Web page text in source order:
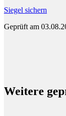
Siegel sichern
Geprüft am
Weitere